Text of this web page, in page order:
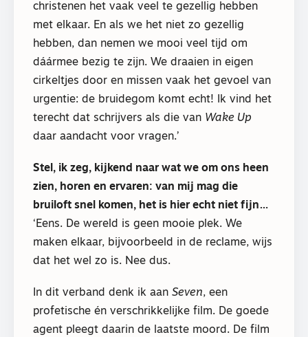
christenen het vaak veel te gezellig hebben
met elkaar. En als we het niet zo gezellig
hebben, dan nemen we mooi veel tijd om
dáármee bezig te zijn. We draaien in eigen
cirkeltjes door en missen vaak het gevoel van
urgentie: de bruidegom komt echt! Ik vind het
terecht dat schrijvers als die van Wake Up
daar aandacht voor vragen.’
Stel, ik zeg, kijkend naar wat we om ons heen
zien, horen en ervaren: van mij mag die
bruiloft snel komen, het is hier echt niet fijn…
‘Eens. De wereld is geen mooie plek. We
maken elkaar, bijvoorbeeld in de reclame, wijs
dat het wel zo is. Nee dus.
In dit verband denk ik aan Seven, een
profetische én verschrikkelijke film. De goede
agent pleegt daarin de laatste moord. De film